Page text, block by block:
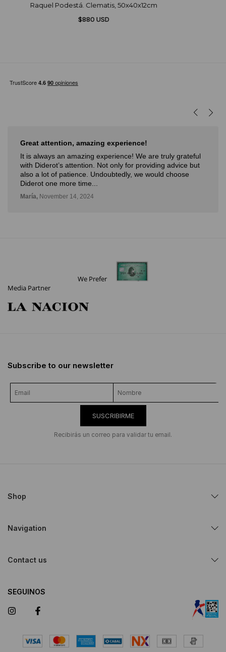
Raquel Podestá. Clematis, 50x40x12cm
$880 USD
We are truly grateful
providing advice but
we would choose
Muy buena experiencia
Muy buena experiencia. Diderot es
novedosa forma de poder ver,
con la posibilidad de probarlo. Me
We Prefer
Media Partner
Subscribe to our newsletter
SUSCRIBIRME
Recibirás un correo para validar tu email.
Shop
Navigation
Contact us
SEGUINOS